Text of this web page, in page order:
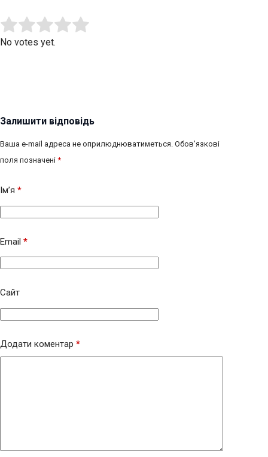
Rate this item:
No votes yet.
Залишити відповідь
Ваша e-mail адреса не оприлюднюватиметься. Обов’язкові
поля позначені *
Ім’я *
Email *
Сайт
Додати коментар *